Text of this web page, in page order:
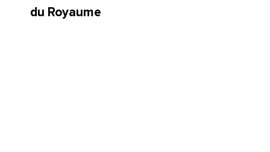
du Royaume